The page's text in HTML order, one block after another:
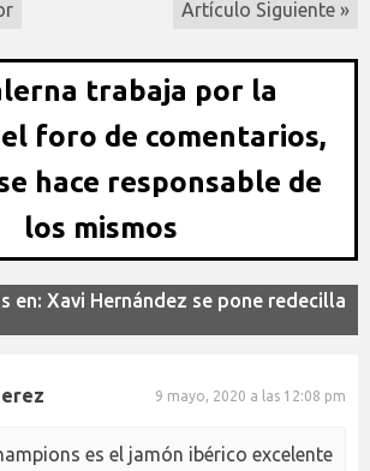
Artículo Siguiente »
trabaja por la
foro de comentarios,
hace responsable de
los mismos
en: Xavi Hernández se pone redecilla
9 mayo, 2020 a las 12:08 pm
es el jamón ibérico excelente